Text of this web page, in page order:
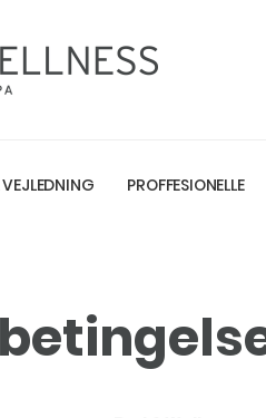
PROFFESIONELLE